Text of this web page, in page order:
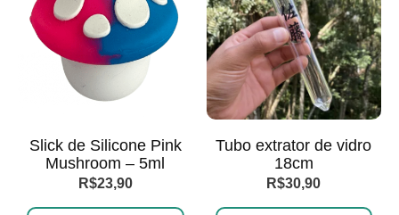
Slick de Silicone Pink
Mushroom – 5ml
R$23,90
Tubo extrator de vidro
18cm
R$30,90